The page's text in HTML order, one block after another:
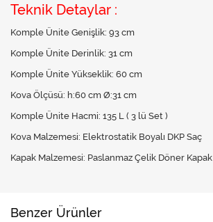
Teknik Detaylar :
Komple Ünite Genişlik: 93 cm
Komple Ünite Derinlik: 31 cm
Komple Ünite Yükseklik: 60 cm
Kova Ölçüsü: h:60 cm Ø:31 cm
Komple Ünite Hacmi: 135 L ( 3 lü Set )
Kova Malzemesi: Elektrostatik Boyalı DKP Saç
Kapak Malzemesi: Paslanmaz Çelik Döner Kapak
Benzer Ürünler